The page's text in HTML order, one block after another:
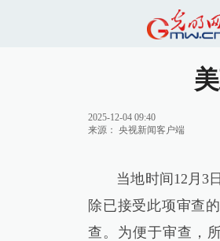
2025-12-04 09:40
来源： 央视新闻客户端
当地时间12月3日
除已接受此项审查
查。为便于审查，